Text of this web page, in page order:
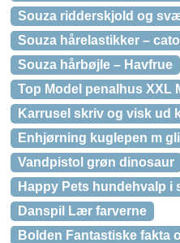
Souza ridderskjold og
Souza hårelastikker – cato
Souza hårbøjle – Havfrue
Top Model penalhus XXL
Karrusel skriv og visk ud
Enhjørning kuglepen m
Vandpistol grøn dinosaur
Happy Pets hundehvalp i
Danspil Lær farverne
Bolden Fantastiske fakta